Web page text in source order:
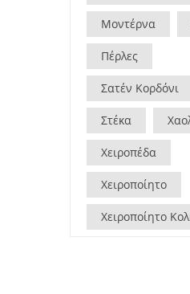
Μοντέρνα
Πέρλες
Σατέν Κορδόνι
Στέκα
Χειροπέδα
Χειροποίητο
Χειροποίητο